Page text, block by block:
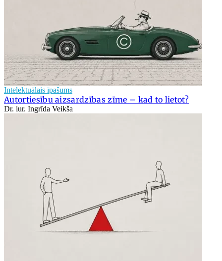
Intelektuālais īpašums
Autortiesību aizsardzības zīme – kad to lietot?
Dr. iur. Ingrīda Veikša